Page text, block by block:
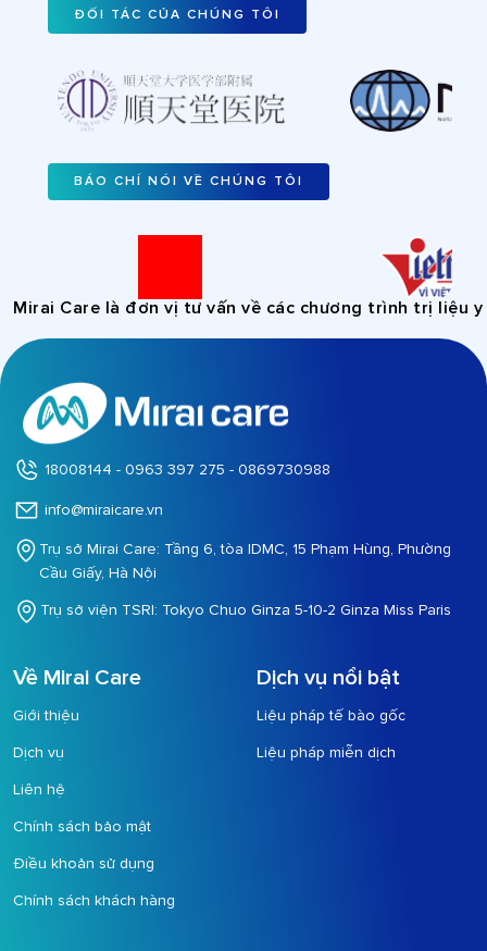
ĐỐI TÁC CỦA CHÚNG TÔI
BÁO CHÍ NÓI VỀ CHÚNG TÔI
Care là đơn vị tư vấn về các chương trình trị liệu y
18008144 - 0963 397 275 - 0869730988
info@miraicare.vn
Trụ sở Mirai Care: Tầng 6, tòa IDMC, 15 Phạm Hùng, Phường
Cầu Giấy, Hà Nội
Trụ sở viện TSRI: Tokyo Chuo Ginza 5-10-2 Ginza Miss Paris
Về Mirai Care
Giới thiệu
Dịch vụ
Liên hệ
Chính sách bảo mật
Điều khoản sử dụng
Chính sách khách hàng
Dịch vụ nổi bật
Liệu pháp tế bào gốc
Liệu pháp miễn dịch